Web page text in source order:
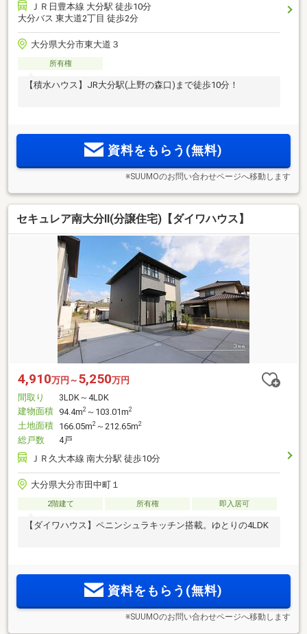
ＪＲ日豊本線 大分駅 徒歩10分
大分バス 東大道2丁目 徒歩2分
大分県大分市東大道３
所有権
【積水ハウス】JR大分駅(上野の森口)まで徒歩10分！
資料をもらう(無料)
※SUUMOのお問い合わせページへ移動します
セキュレア南大分II(分譲住宅)【ダイワハウス】
4,910万円～ 5,250万円
間取り
3LDK～4LDK
建物面積 94.4m2 ～103.01m2
土地面積 166.05m2 ～212.65m2
総戸数
4戸
ＪＲ久大本線 南大分駅 徒歩10分
大分県大分市田中町１
2階建て 所有権 即入居可
【ダイワハウス】ペニンシュラキッチン搭載。ゆとりの4LDK
資料をもらう(無料)
※SUUMOのお問い合わせページへ移動します